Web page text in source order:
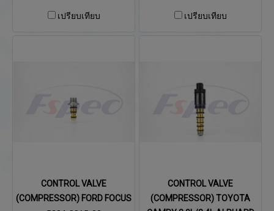
เปรียบเทียบ เปรียบเทียบ
CONTROL VALVE
(COMPRESSOR) FORD FOCUS
CONTROL VALVE
(COMPRESSOR) TOYOTA